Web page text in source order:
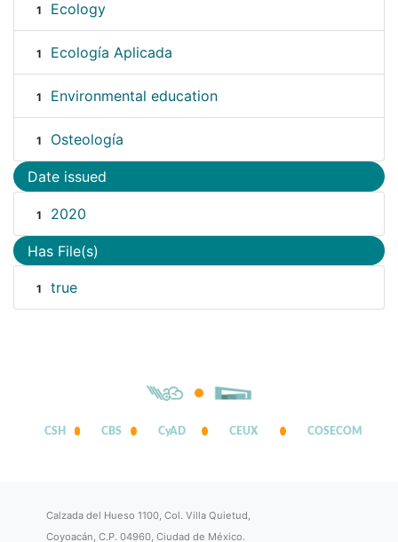
1 Ecology
1 Ecología Aplicada
1 Environmental education
1 Osteología
Date issued
1 2020
Has File(s)
1 true
CSH CBS CyAD CEUX COSECOM
Calzada del Hueso 1100, Col. Villa Quietud,
Coyoacán, C.P. 04960, Ciudad de México.